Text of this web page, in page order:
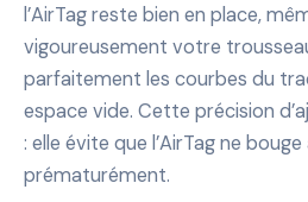
l’AirTag reste bien en place,
vigoureusement votre
parfaitement les courbes du
espace vide. Cette précision
: elle évite que l’AirTag ne bouge
prématurément.